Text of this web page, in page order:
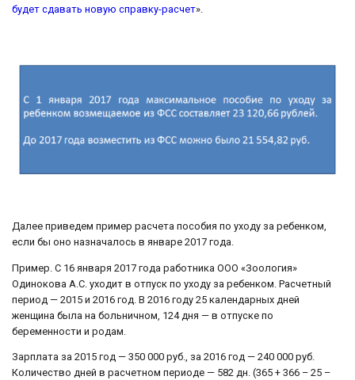
будет сдавать новую справку-расчет».
Далее приведем пример расчета пособия по уходу за ребенком,
если бы оно назначалось в январе 2017 года.
Пример. С 16 января 2017 года работника ООО «Зоология»
Одинокова А.С. уходит в отпуск по уходу за ребенком. Расчетный
период — 2015 и 2016 год. В 2016 году 25 календарных дней
женщина была на больничном, 124 дня — в отпуске по
беременности и родам.
Зарплата за 2015 год — 350 000 руб., за 2016 год — 240 000 руб.
Количество дней в расчетном периоде — 582 дн. (365 + 366 – 25 –